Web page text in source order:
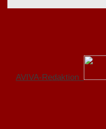
AVIVA-Redaktion